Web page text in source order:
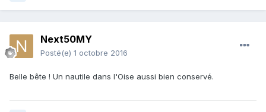
Next50MY
Posté(e) 1 octobre 2016
Belle bête ! Un nautile dans l'Oise aussi bien conservé.